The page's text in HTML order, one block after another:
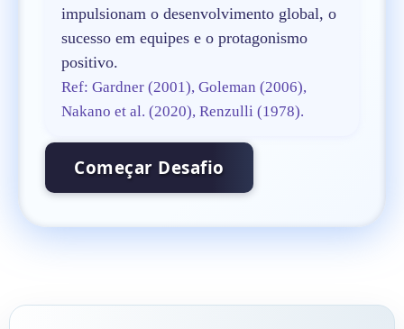
impulsionam o desenvolvimento global, o
sucesso em equipes e o protagonismo
positivo.
Ref: Gardner (2001), Goleman (2006),
Nakano et al. (2020), Renzulli (1978).
Começar Desafio